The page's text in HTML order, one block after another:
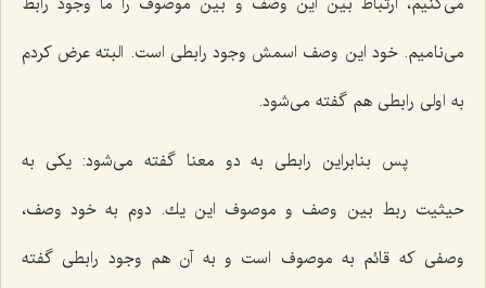
مى‌نامیم. خود این وصف اسمش وجود رابطى است. البته عرض كردم
به اولى رابطى هم گفته مى‌شود.
پس بنابراین رابطى به دو معنا گفته مى‌شود: یكى به
حیثیت ربط بین وصف و موصوف این یك. دوم به خود وصف،
وصفى كه قائم به موصوف است و به آن هم وجود رابطى گفته